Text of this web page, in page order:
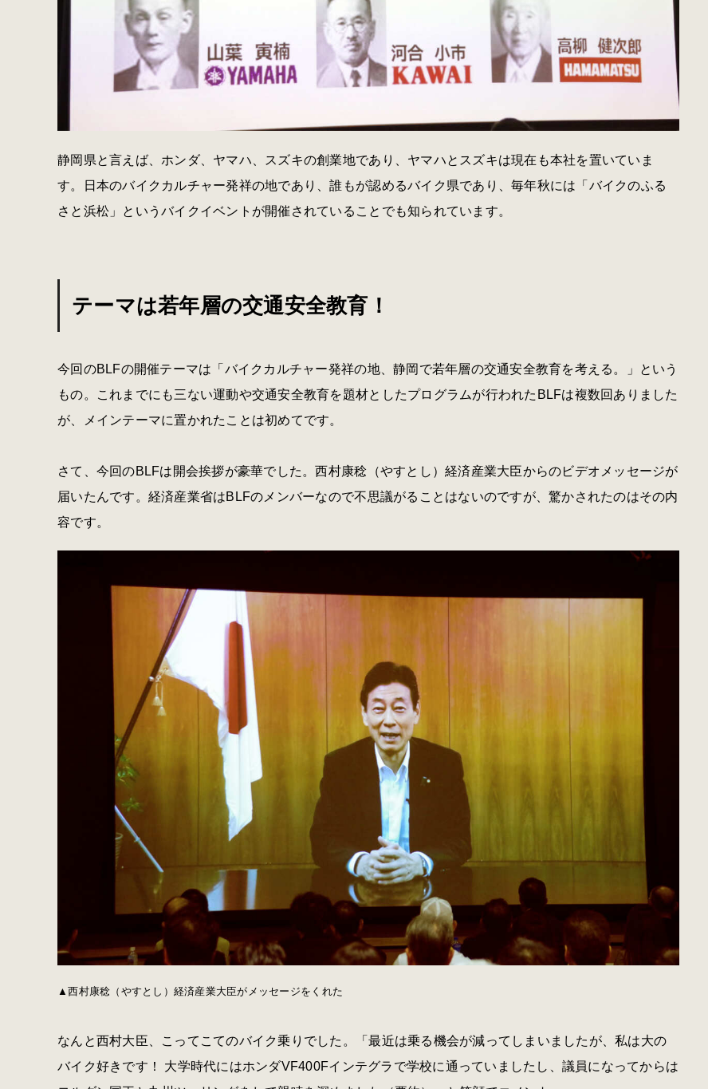
静岡県と言えば、ホンダ、ヤマハ、スズキの創業地であり、ヤマハとスズキは現在も本社を置いていま
す。日本のバイクカルチャー発祥の地であり、誰もが認めるバイク県であり、毎年秋には「バイクのふる
さと浜松」というバイクイベントが開催されていることでも知られています。
テーマは若年層の交通安全教育！
今回のBLFの開催テーマは「バイクカルチャー発祥の地、静岡で若年層の交通安全教育を考える。」という
もの。これまでにも三ない運動や交通安全教育を題材としたプログラムが行われたBLFは複数回ありました
が、メインテーマに置かれたことは初めてです。
さて、今回のBLFは開会挨拶が豪華でした。西村康稔（やすとし）経済産業大臣からのビデオメッセージが
届いたんです。経済産業省はBLFのメンバーなので不思議がることはないのですが、驚かされたのはその内
容です。
▲西村康稔（やすとし）経済産業大臣がメッセージをくれた
なんと西村大臣、こってこてのバイク乗りでした。「最近は乗る機会が減ってしまいましたが、私は大の
バイク好きです！ 大学時代にはホンダVF400Fインテグラで学校に通っていましたし、議員になってからは